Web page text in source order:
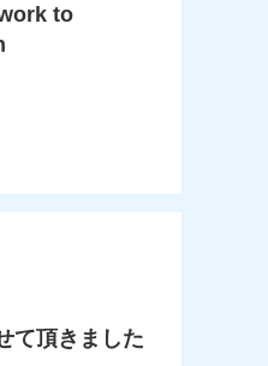
to
て頂きました